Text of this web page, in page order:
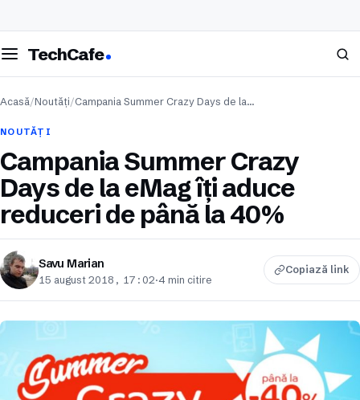
meniul
TechCafe Caută
Acasă/Noutăți/Campania Summer Crazy Days de la…
NOUTĂȚI
Campania Summer Crazy
Days de la eMag îți aduce
reduceri de până la 40%
Savu Marian
15 august 2018, 17:02·4 min citire
Copiază link